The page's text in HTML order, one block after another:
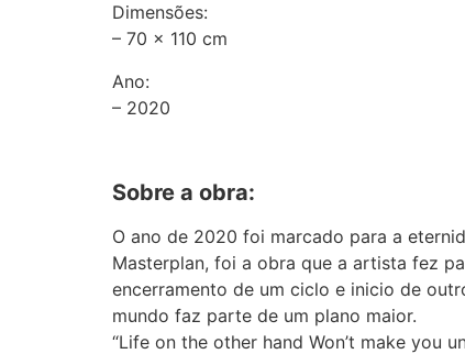
Dimensões:
– 70 x 110 cm
Ano:
– 2020
Sobre a obra:
O ano de 2020 foi marcado para a
Masterplan, foi a obra que a artista fez
encerramento de um ciclo e inicio de
mundo faz parte de um plano maior.
“Life on the other hand Won’t make you